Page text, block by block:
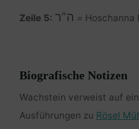
Zeile 5: ה”ר = Hoschanna
Biografische Notizen
Wachstein verweist auf
Ausführungen zu Rösel